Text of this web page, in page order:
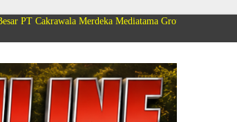
Merdeka Mediatama Group Mengucapkan Selamat